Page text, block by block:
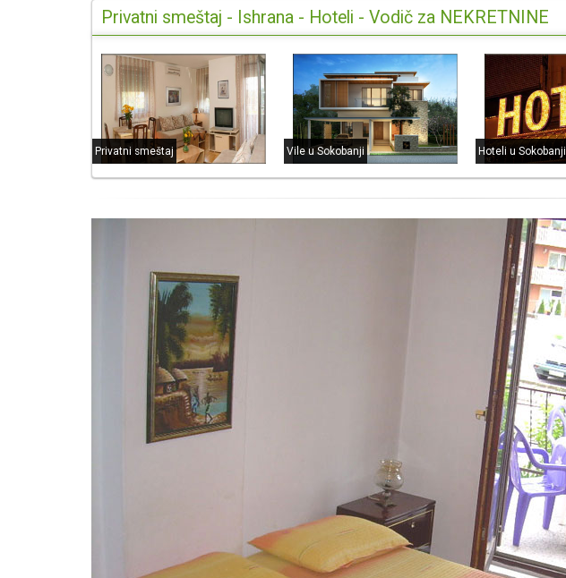
Privatni smeštaj - Ishrana - Hoteli - Vodič za NEKRETNINE
Privatni smeštaj Vile u Sokobanji Hoteli u Sokobanji